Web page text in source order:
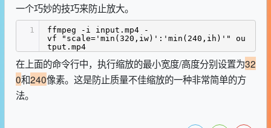
一个巧妙的技巧来防止放大。
1
ffmpeg -i input.mp4 -
vf "scale='min(320,iw)':'min(240,ih)'" ou
tput.mp4
在上面的命令行中，执行缩放的最小宽度/高度分别设置为32
0和240像素。这是防止质量不佳缩放的一种非常简单的方
法。